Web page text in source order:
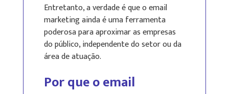
Entretanto, a verdade é que o email
marketing ainda é uma ferramenta
poderosa para aproximar as empresas
do público, independente do setor ou da
área de atuação.
Por que o email